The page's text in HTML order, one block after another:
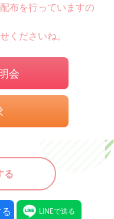
布を行っていますの
くださいね。
会
る
LINEで送る